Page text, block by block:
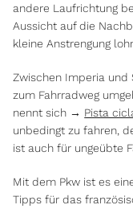
andere Laufrichtung
Aussicht auf die
kleine Anstrengung
Zwischen Imperia und
zum Fahrradweg
nennt sich → Pista
unbedingt zu fahren,
ist auch für ungeübte
Mit dem Pkw ist es
Tipps für das